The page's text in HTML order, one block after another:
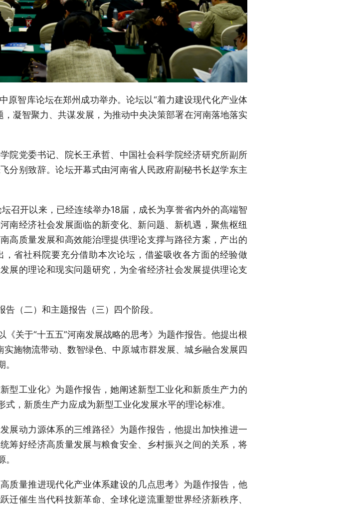
原智库论坛在郑州成功举办。论坛以“着力建设现代化产业体
凝智聚力、共谋发展，为推动中央决策部署在河南落地落实
院党委书记、院长王承哲、中国社会科学院经济研究所副所
分别致辞。论坛开幕式由河南省人民政府副秘书长赵学东主
召开以来，已经连续举办18届，成长为享誉省内外的高端智
南经济社会发展面临的新变化、新问题、新机遇，聚焦枢纽
高质量发展和高效能治理提供理论支撑与路径方案，产出的
省社科院要充分借助本次论坛，借鉴吸收各方面的经验做
展的理论和现实问题研究，为全省经济社会发展提供理论支
（二）和主题报告（三）四个阶段。
关于“十五五”河南发展战略的思考》为题作报告。他提出根
施物流带动、数智绿色、中原城市群发展、城乡融合发展四
型工业化》为题作报告，她阐述新型工业化和新质生产力的
，新质生产力应成为新型工业化发展水平的理论标准。
展动力源体系的三维路径》为题作报告，他提出加快推进一
筹好经济高质量发展与粮食安全、乡村振兴之间的关系，将
质量推进现代化产业体系建设的几点思考》为题作报告，他
迁催生当代科技新革命、全球化逆流重塑世界经济新秩序、